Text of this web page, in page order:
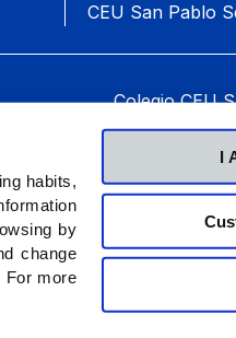
habits,
by
change
For more
I
CEU San Pablo
Colegio CEU
CEU, 16 30509 Molina
© Fundación